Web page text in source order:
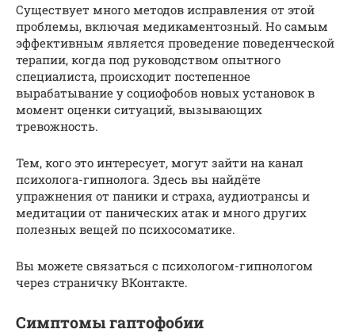
Существует много методов исправления от этой
проблемы, включая медикаментозный. Но самым
эффективным является проведение поведенческой
терапии, когда под руководством опытного
специалиста, происходит постепенное
вырабатывание у социофобов новых установок в
момент оценки ситуаций, вызывающих
тревожность.
Тем, кого это интересует, могут зайти на канал
психолога-гипнолога. Здесь вы найдёте
упражнения от паники и страха, аудиотрансы и
медитации от панических атак и много других
полезных вещей по психосоматике.
Вы можете связаться с психологом-гипнологом
через страничку ВКонтакте.
Симптомы гаптофобии